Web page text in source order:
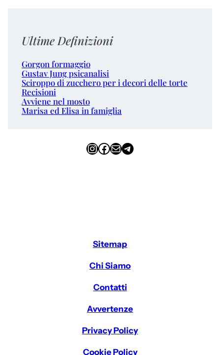
Ultime Definizioni
Gorgon formaggio
Gustav Jung psicanalisi
Sciroppo di zucchero per i decori delle torte
Recisioni
Avviene nel mosto
Marisa ed Elisa in famiglia
InstagramFacebook Email Telegram
Sitemap
Chi Siamo
Contatti
Avvertenze
Privacy Policy
Cookie Policy